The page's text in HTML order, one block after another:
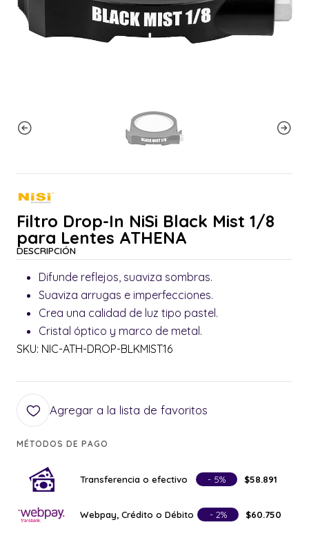
Filtro Drop-In NiSi Black Mist 1/8
para Lentes ATHENA
DESCRIPCIÓN
Difunde reflejos, suaviza sombras.
Suaviza arrugas e imperfecciones.
Crea una calidad de luz tipo pastel.
Cristal óptico y marco de metal.
SKU: NIC-ATH-DROP-BLKMIST16
Agregar a la lista de favoritos
MÉTODOS DE PAGO
Transferencia o efectivo - 5% $58.891
Webpay, Crédito o Débito - 2% $60.750